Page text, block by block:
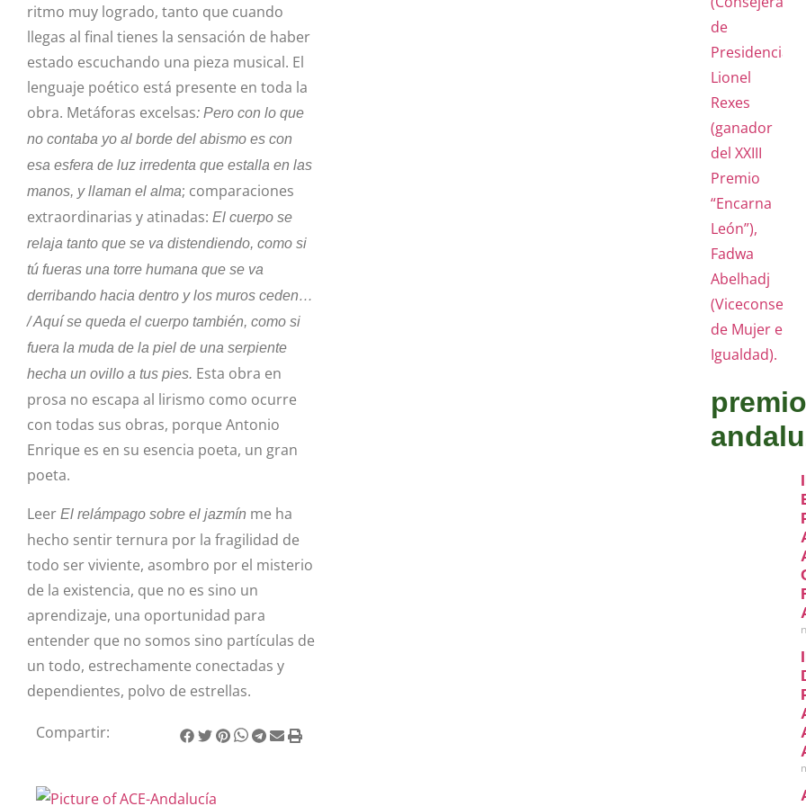
ritmo muy logrado, tanto que cuando
llegas al final tienes la sensación de haber
estado escuchando una pieza musical. El
lenguaje poético está presente en toda la
obra. Metáforas excelsas: Pero con lo que
no contaba yo al borde del abismo es con
esa esfera de luz irredenta que estalla en las
manos, y llaman el alma; comparaciones
extraordinarias y atinadas: El cuerpo se
relaja tanto que se va distendiendo, como si
tú fueras una torre humana que se va
derribando hacia dentro y los muros ceden…
/ Aquí se queda el cuerpo también, como si
fuera la muda de la piel de una serpiente
hecha un ovillo a tus pies. Esta obra en
prosa no escapa al lirismo como ocurre
con todas sus obras, porque Antonio
Enrique es en su esencia poeta, un gran
poeta.
Leer El relámpago sobre el jazmín me ha
hecho sentir ternura por la fragilidad de
todo ser viviente, asombro por el misterio
de la existencia, que no es sino un
aprendizaje, una oportunidad para
entender que no somos sino partículas de
un todo, estrechamente conectadas y
dependientes, polvo de estrellas.
Compartir: